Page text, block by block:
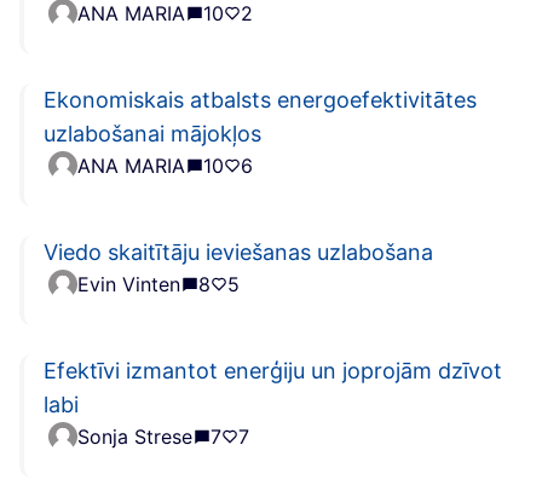
ANA MARIA 10 2
Ekonomiskais atbalsts energoefektivitātes
uzlabošanai mājokļos
ANA MARIA 10 6
Viedo skaitītāju ieviešanas uzlabošana
Evin Vinten 8 5
Efektīvi izmantot enerģiju un joprojām dzīvot
labi
Sonja Strese 7 7